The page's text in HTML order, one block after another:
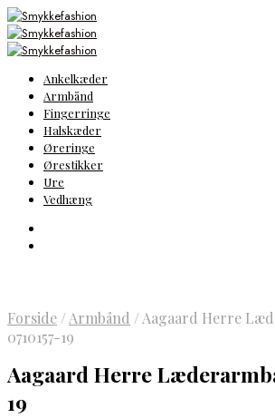
Ankelkæder
Armbånd
Fingerringe
Halskæder
Øreringe
Ørestikker
Ure
Vedhæng
Forside / Armbånd / Aagaard Herre
0710157-19
Aagaard Herre
19